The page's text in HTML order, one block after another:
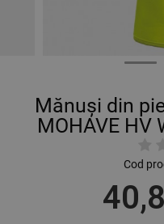
Mănuși din
MOHAVE HV
Cod